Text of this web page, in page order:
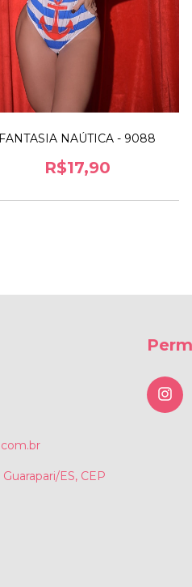
FANTASIA NAÚTICA - 9088
R$17,90
ES, CEP